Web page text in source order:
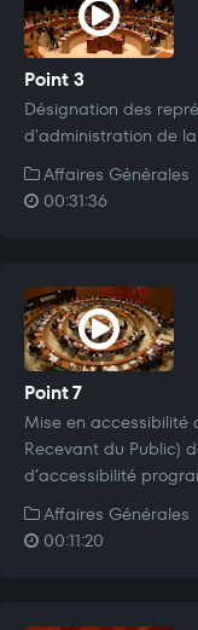
Point 3
Désignation des
d'administration de la
Affaires Générales
00:31:36
Point 7
Mise en accessibilité
Recevant du Public)
d’accessibilité
Affaires Générales
00:11:20